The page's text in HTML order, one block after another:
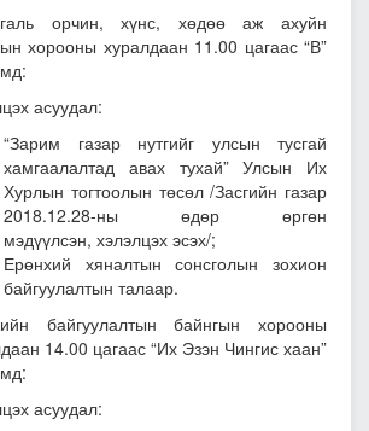
орчин, хүнс, хөдөө аж ахуйн
хорооны хуралдаан 11.00 цагаас “В”
асуудал:
“Зарим газар нутгийг улсын тусгай
хамгаалалтад авах тухай” Улсын Их
Хурлын тогтоолын төсөл/Засгийн газар
2018.12.28-ны өдөр өргөн
мэдүүлсэн, хэлэлцэх эсэх/;
Ерөнхий хяналтын сонсголын зохион
байгуулалтын талаар.
байгуулалтын байнгын хорооны
14.00 цагаас “Их Эзэн Чингис хаан”
асуудал: